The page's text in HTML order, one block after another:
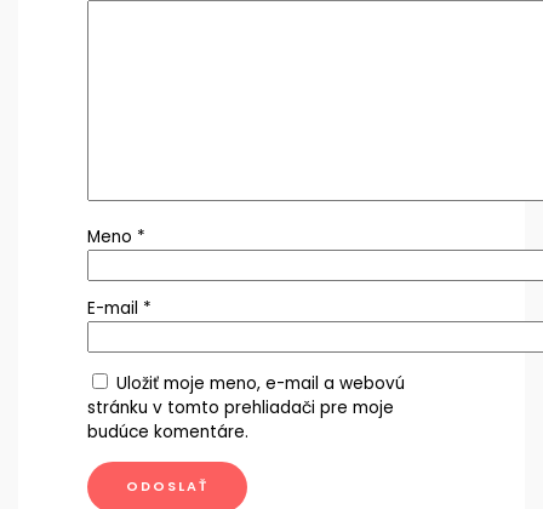
Meno *
E-mail *
Uložiť moje meno, e-mail a webovú
stránku v tomto prehliadači pre moje
budúce komentáre.